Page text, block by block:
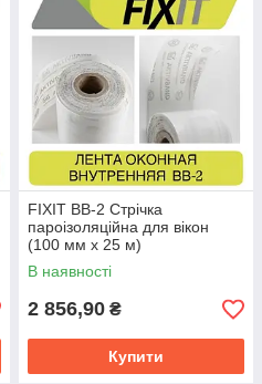
FIXIT ВВ-2 Стрічка
пароізоляційна для вікон
(100 мм х 25 м)
В наявності
2 856,90 ₴
Купити